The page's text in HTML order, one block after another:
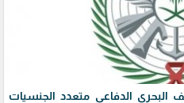
البحري الدفاعي متعدد الجنسيات